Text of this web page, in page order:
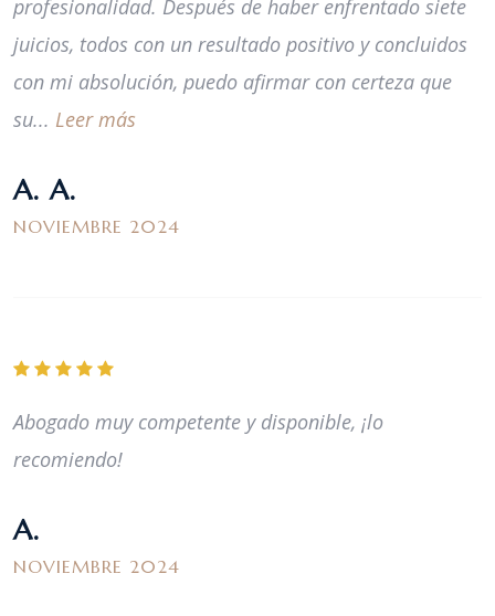
profesionalidad. Después de haber enfrentado siete
juicios, todos con un resultado positivo y concluidos
con mi absolución, puedo afirmar con certeza que
su... Leer más
A. A.
NOVIEMBRE 2024
Abogado muy competente y disponible, ¡lo
recomiendo!
A.
NOVIEMBRE 2024